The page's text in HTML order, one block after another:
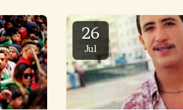
26
Jul